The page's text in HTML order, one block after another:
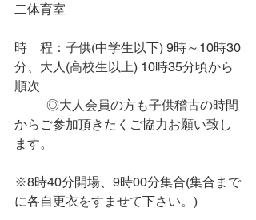
二体育室
時　程：子供(中学生以下) 9時～10時30
分、大人(高校生以上) 10時35分頃から
順次
からご参加頂きたくご協力お願い致し
ます。
※8時40分開場、9時00分集合(集合まで
に各自更衣をすませて下さい。)